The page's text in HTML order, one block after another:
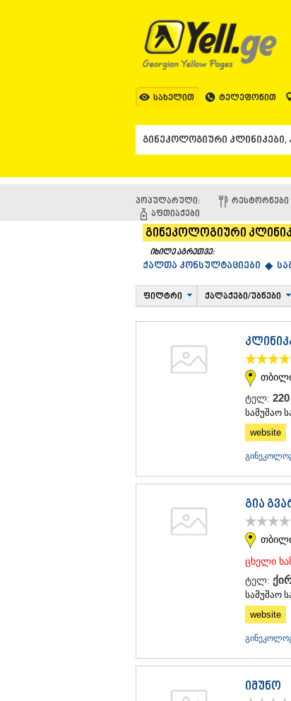
სახელით ტელეფონით
პოპულარული: ᲠᲔᲡᲢᲝᲠᲜᲔᲑᲘ
ᲐᲤᲗᲘᲐᲥᲔᲑᲘ
გინეკოლოგიური
იხილე აგრეთვე:
ქალთა კონსულტაციები ◆
ფილტრი ქალაქები/უბნები
ტელ:
სამუშაო
website
გია
ცხელი
ტელ:
სამუშაო
website
იმუნო